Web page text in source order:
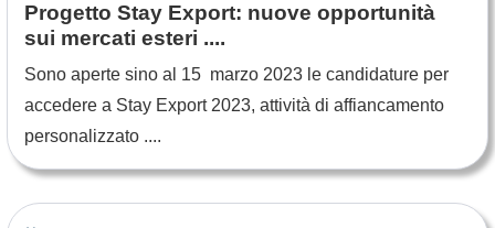
Progetto Stay Export: nuove opportunità
sui mercati esteri ....
Sono aperte sino al 15 marzo 2023 le candidature per
accedere a Stay Export 2023, attività di affiancamento
personalizzato ....